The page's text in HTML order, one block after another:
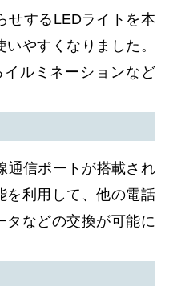
せするLEDライトを本
やすくなりました。
ルミネーションなど
通信ポートが搭載され
を利用して、他の電話
タなどの交換が可能に